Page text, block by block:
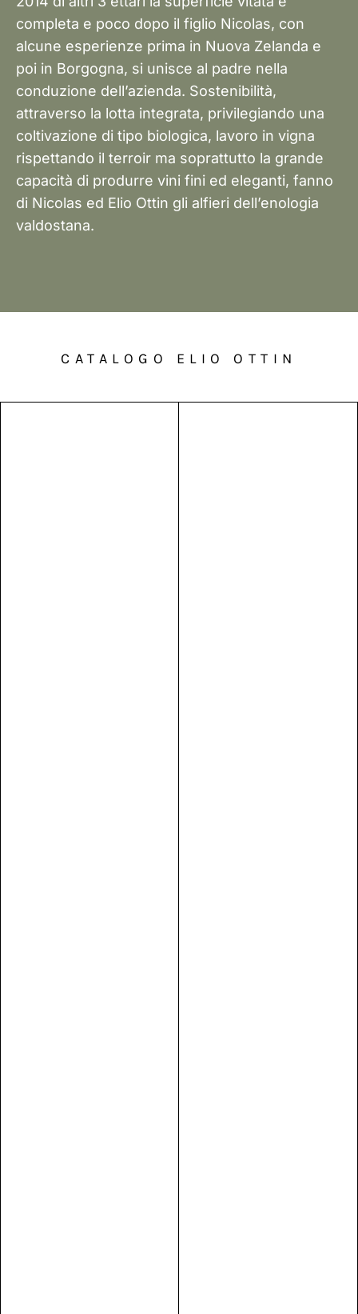
completa e poco dopo il figlio Nicolas, con
alcune esperienze prima in Nuova Zelanda e
poi in Borgogna, si unisce al padre nella
conduzione dell’azienda. Sostenibilità,
attraverso la lotta integrata, privilegiando una
coltivazione di tipo biologica, lavoro in vigna
rispettando il terroir ma soprattutto la grande
capacità di produrre vini fini ed eleganti, fanno
di Nicolas ed Elio Ottin gli alfieri dell’enologia
valdostana.
CATALOGO ELIO OTTIN